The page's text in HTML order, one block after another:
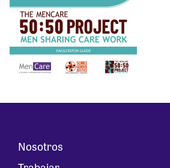
Nosotros